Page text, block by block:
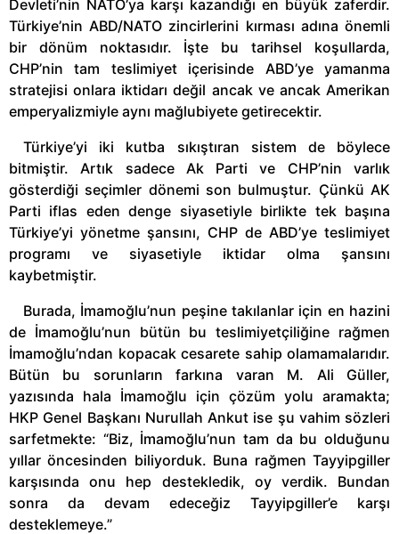
Devleti’nin NATO’ya karşı kazandığı en büyük zaferdir.
Türkiye’nin ABD/NATO zincirlerini kırması adına önemli
bir dönüm noktasıdır. İşte bu tarihsel koşullarda,
CHP’nin tam teslimiyet içerisinde ABD’ye yamanma
stratejisi onlara iktidarı değil ancak ve ancak Amerikan
emperyalizmiyle aynı mağlubiyete getirecektir.
Türkiye’yi iki kutba sıkıştıran sistem de böylece
bitmiştir. Artık sadece Ak Parti ve CHP’nin varlık
gösterdiği seçimler dönemi son bulmuştur. Çünkü AK
Parti iflas eden denge siyasetiyle birlikte tek başına
Türkiye’yi yönetme şansını, CHP de ABD’ye teslimiyet
programı ve siyasetiyle iktidar olma şansını
kaybetmiştir.
Burada, İmamoğlu’nun peşine takılanlar için en hazini
de İmamoğlu’nun bütün bu teslimiyetçiliğine rağmen
İmamoğlu’ndan kopacak cesarete sahip olamamalarıdır.
Bütün bu sorunların farkına varan M. Ali Güller,
yazısında hala İmamoğlu için çözüm yolu aramakta;
HKP Genel Başkanı Nurullah Ankut ise şu vahim sözleri
sarfetmekte: “Biz, İmamoğlu’nun tam da bu olduğunu
yıllar öncesinden biliyorduk. Buna rağmen Tayyipgiller
karşısında onu hep destekledik, oy verdik. Bundan
sonra da devam edeceğiz Tayyipgiller’e karşı
desteklemeye.”